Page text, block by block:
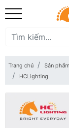
Trang chủ Sản phẩm
HCLighting